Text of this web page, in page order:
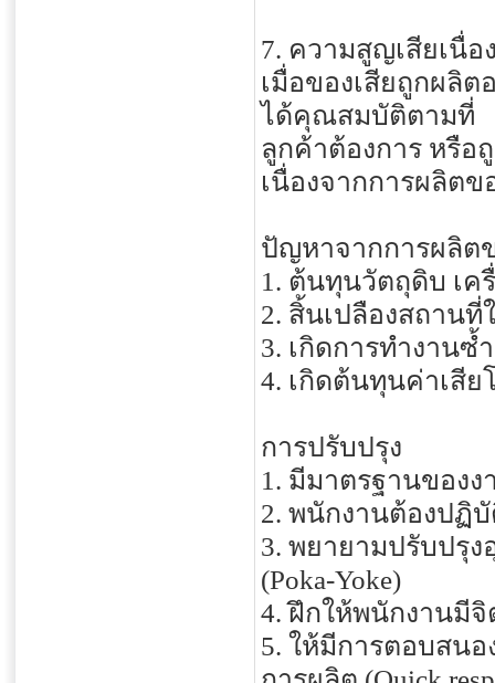
7. ความสูญเสียเนื่อ
เมื่อของเสียถูกผลิ
ได้คุณสมบัติตามที่
ลูกค้าต้องการ หรือ
เนื่องจากการผลิตข
ปัญหาจากการผลิต
1. ต้นทุนวัตถุดิบ เค
2. สิ้นเปลืองสถานที่
3. เกิดการทำงานซ้
4. เกิดต้นทุนค่าเสีย
การปรับปรุง
1. มีมาตรฐานของ
2. พนักงานต้องปฏิ
3. พยายามปรับปรุ
(Poka-Yoke)
4. ฝึกให้พนักงานมี
5. ให้มีการตอบสน